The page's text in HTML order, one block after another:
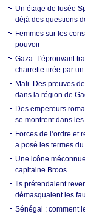
Un étage de fusée
déjà des questions
Femmes sur les
pouvoir
Gaza : l'éprouvant
charrette tirée par un
Mali. Des preuves
dans la région de
Des empereurs
se montrent dans
Forces de l’ordre et
a posé les termes
Une icône
capitaine Broos
Ils prétendaient
démasquaient les
Sénégal : comment